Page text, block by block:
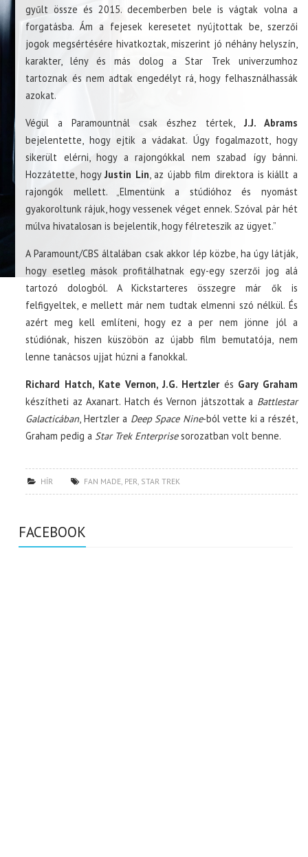
gyűlt össze és 2015. decemberben bele is vágtak volna a
forgatásba. Ám a fejesek keresetet nyújtottak be, szerzői
jogok megsértésére hivatkoztak, miszerint jó néhány helyszín,
karakter, lény és más dolog a Star Trek univerzumhoz
tartoznak és nem adtak engedélyt rá, hogy felhasználhassák
azokat.
Végül a Paramountnál csak észhez tértek, J.J. Abrams
bejelentette, hogy ejtik a vádakat. Úgy fogalmazott, hogy
sikerült elérni, hogy a rajongókkal nem szabad így bánni.
Hozzátette, hogyJustin Lin, az újabb film direktora is kiállt a
rajongók mellett. „Elmentünk a stúdióhoz és nyomást
gyakoroltunk rájuk, hogy vessenek véget ennek. Szóval pár hét
múlva hivatalosan is bejelentik, hogy félreteszik az ügyet.”
A Paramount/CBS általában csak akkor lép közbe, ha úgy látják,
hogy esetleg mások profitálhatnak egy-egy szerzői jog alá
tartozó dologból. A Kickstarteres összegre már ők is
felfigyeltek, e mellett már nem tudtak elmenni szó nélkül. És
azért meg kell említeni, hogy ez a per nem jönne jól a
stúdiónak, hiszen küszöbön az újabb film bemutatója, nem
lenne tanácsos ujjat húzni a fanokkal.
Richard Hatch, Kate Vernon, J.G. Hertzlerés Gary Graham
készítheti az Axanart. Hatch és Vernon játszottak a Battlestar
Galacticában, Hertzler a Deep Space Nine-ból vette ki a részét,
Graham pedig a Star Trek Enterprisesorozatban volt benne.
HÍR FAN MADE, PER, STAR TREK
FACEBOOK